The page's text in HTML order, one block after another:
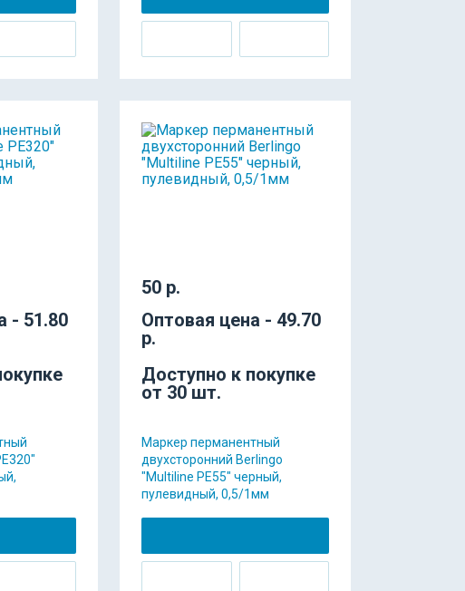
- 51.80
50 р.
Оптовая цена - 49.70
р.
Доступно к покупке
от 30 шт.
Маркер перманентный
двухсторонний Berlingo
"Multiline PE55" черный,
пулевидный, 0,5/1мм